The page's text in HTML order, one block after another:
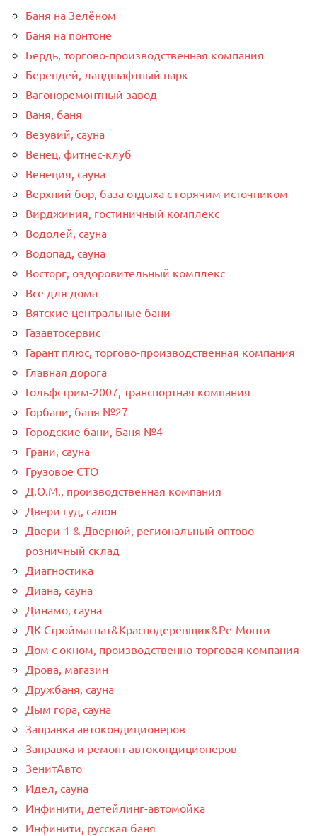
Баня на Зелёном
Баня на понтоне
Бердь, торгово-производственная компания
Берендей, ландшафтный парк
Вагоноремонтный завод
Ваня, баня
Везувий, сауна
Венец, фитнес-клуб
Венеция, сауна
Верхний бор, база отдыха с горячим источником
Вирджиния, гостиничный комплекс
Водолей, сауна
Водопад, сауна
Восторг, оздоровительный комплекс
Все для дома
Вятские центральные бани
Газавтосервис
Гарант плюс, торгово-производственная компания
Главная дорога
Гольфстрим-2007, транспортная компания
Горбани, баня №27
Городские бани, Баня №4
Грани, сауна
Грузовое СТО
Д.О.М., производственная компания
Двери гуд, салон
Двери-1 & Дверной, региональный оптово-
розничный склад
Диагностика
Диана, сауна
Динамо, сауна
ДК Строймагнат&Краснодеревщик&Ре-Монти
Дом с окном, производственно-торговая компания
Дрова, магазин
Дружбаня, сауна
Дым гора, сауна
Заправка автокондиционеров
Заправка и ремонт автокондиционеров
ЗенитАвто
Идел, сауна
Инфинити, детейлинг-автомойка
Инфинити, русская баня